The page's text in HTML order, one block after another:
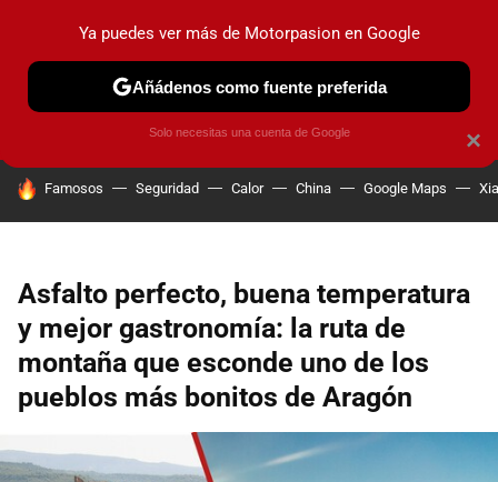
PRUEBAS COCHES ELÉCTRICOS OBSERVATORIO
HOY SE HABLA DE
Famosos Seguridad Calor China Google Maps
Asfalto perfecto, buena temperatura
y mejor gastronomía: la ruta de
montaña que esconde uno de los
pueblos más bonitos de Aragón
×
Ya puedes ver más de Motorpasion en Google
Añádenos como fuente preferida
Solo necesitas una cuenta de Google